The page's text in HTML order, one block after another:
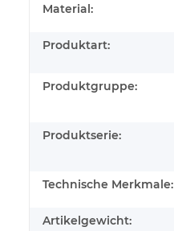
Material:
Produktart:
Produktgruppe:
Produktserie:
Technische Merkmale:
Artikelgewicht: